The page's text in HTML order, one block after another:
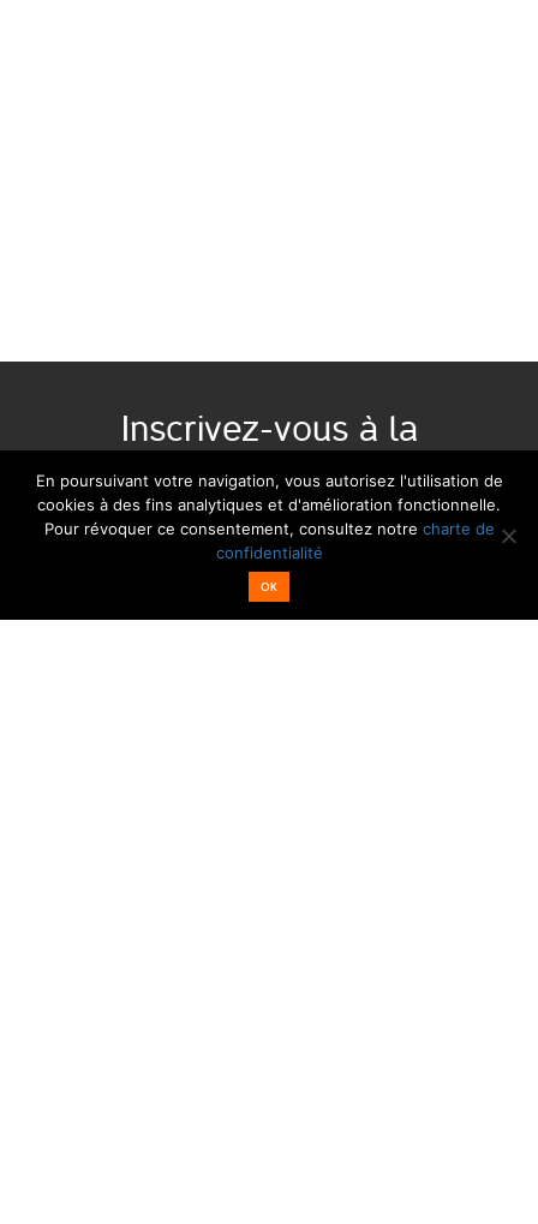
Inscrivez-vous à la
newsletter :
Email* Nom
En poursuivant votre navigation, vous autorisez l'utilisation de
cookies à des fins analytiques et d'amélioration fonctionnelle.
Pour révoquer ce consentement, consultez notre charte de
confidentialité
OK